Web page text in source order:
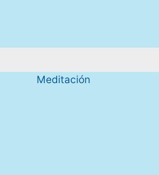
Meditación